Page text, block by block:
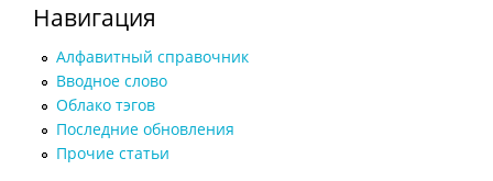
Навигация
Алфавитный справочник
Вводное слово
Облако тэгов
Последние обновления
Прочие статьи